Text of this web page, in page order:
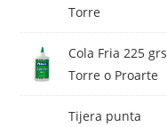
Torre
Cola Fria 225 grs
Torre o Proarte
Tijera punta